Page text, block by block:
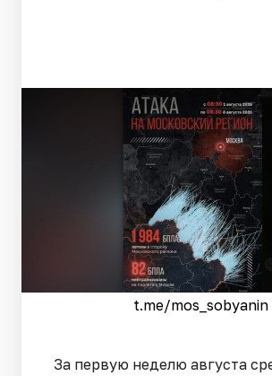
t.me/mos_sobyanin
За первую неделю августа